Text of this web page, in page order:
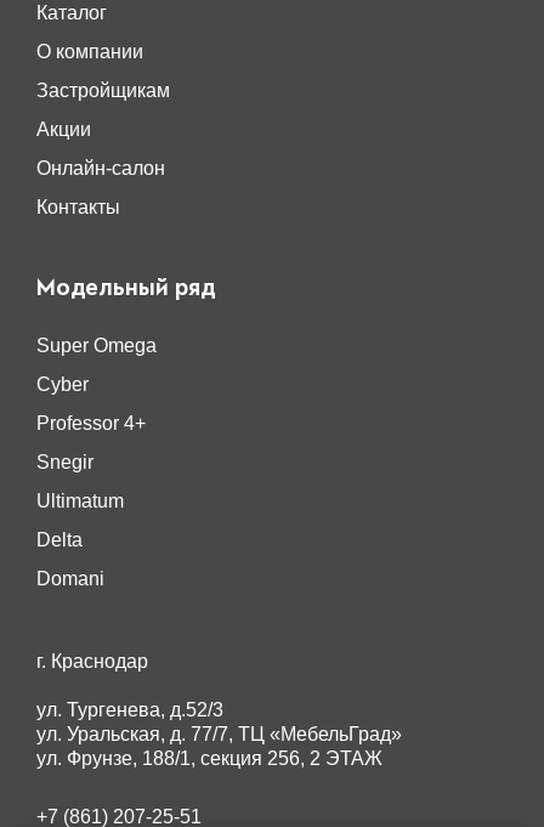
Каталог
О компании
Застройщикам
Акции
Онлайн-салон
Контакты
Модельный ряд
Super Omega
Cyber
Professor 4+
Snegir
Ultimatum
Delta
Domani
г. Краснодар
ул. Тургенева, д.52/3
ул. Уральская, д. 77/7, ТЦ «МебельГрад»
ул. Фрунзе, 188/1, секция 256, 2 ЭТАЖ
+7 (861) 207-25-51